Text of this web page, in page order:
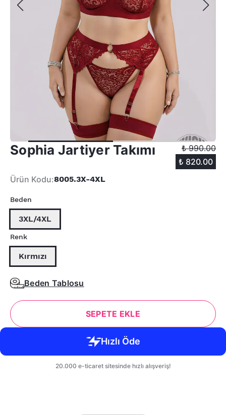
Sophia Jartiyer Takımı
₺ 990.00
₺ 820.00
Ürün Kodu:8005.3X-4XL
Beden
3XL/4XL
Renk
Kırmızı
Beden Tablosu
SEPETE EKLE